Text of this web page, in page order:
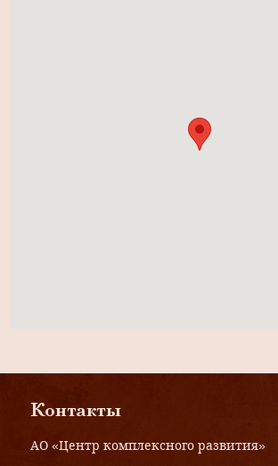
Контакты
АО «Центр комплексного развития»